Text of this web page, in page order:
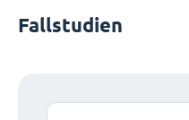
Fallstudien